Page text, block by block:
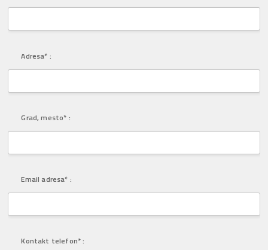
Adresa* :
Grad, mesto* :
Email adresa* :
Kontakt telefon* :